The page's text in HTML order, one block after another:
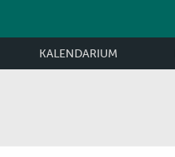
KALENDARIUM